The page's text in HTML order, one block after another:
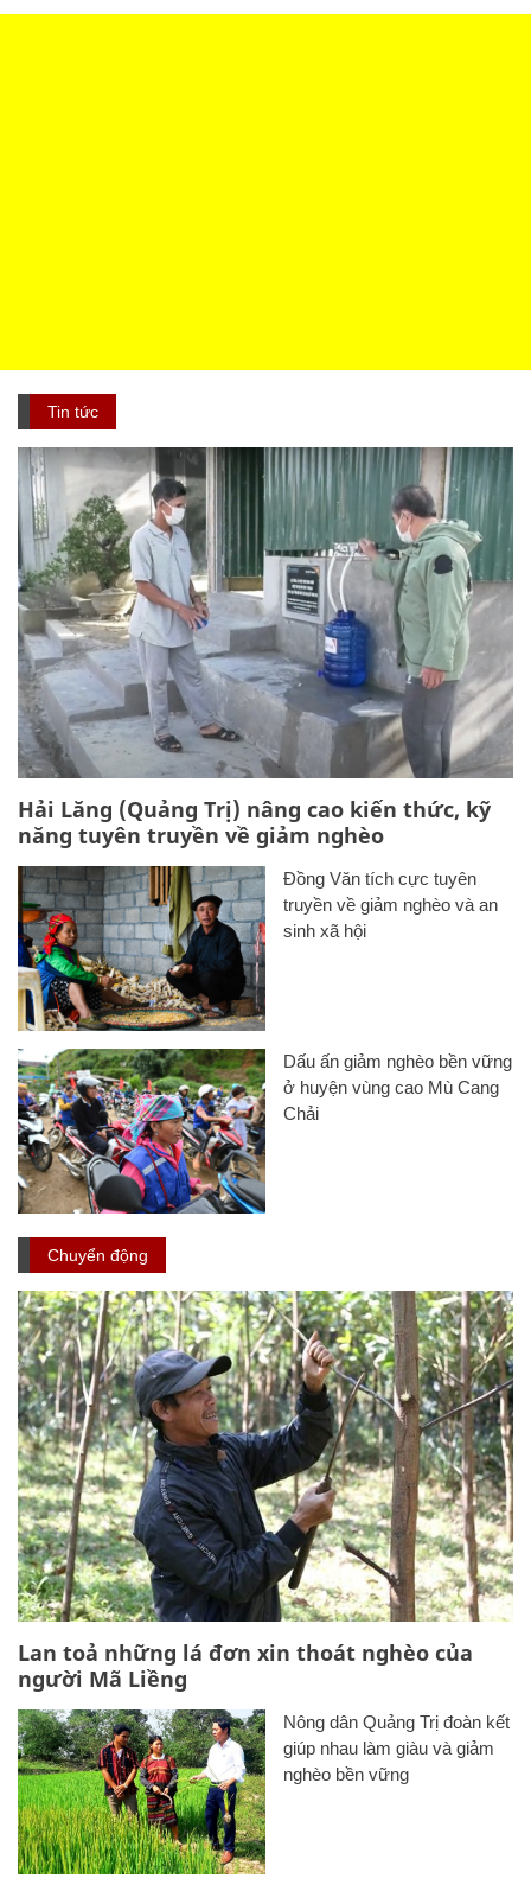
Tin tức
Hải Lăng (Quảng Trị) nâng cao kiến thức, kỹ
năng tuyên truyền về giảm nghèo
Đồng Văn tích cực tuyên
truyền về giảm nghèo và an
sinh xã hội
Dấu ấn giảm nghèo bền vững
ở huyện vùng cao Mù Cang
Chải
Chuyển động
Lan toả những lá đơn xin thoát nghèo của
người Mã Liềng
Nông dân Quảng Trị đoàn kết
giúp nhau làm giàu và giảm
nghèo bền vững